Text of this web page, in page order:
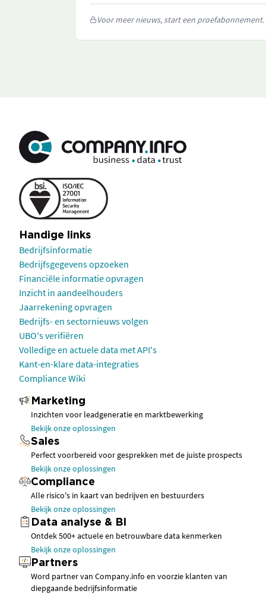
Voor meer nieuws, start een proefabonnement.
Handige links
Bedrijfsinformatie
Bedrijfsgegevens opzoeken
Financiële informatie opvragen
Inzicht in aandeelhouders
Jaarrekening opvragen
Bedrijfs- en sectornieuws volgen
UBO's verifiëren
Volledige en actuele data met API's
Kant-en-klare data-integraties
Compliance Wiki
Marketing
Inzichten voor leadgeneratie en marktbewerking
Bekijk onze oplossingen
Sales
Perfect voorbereid voor gesprekken met de juiste prospects
Bekijk onze oplossingen
Compliance
Alle risico's in kaart van bedrijven en bestuurders
Bekijk onze oplossingen
Data analyse & BI
Ontdek 500+ actuele en betrouwbare data kenmerken
Bekijk onze oplossingen
Partners
Word partner van Company.info en voorzie klanten van
diepgaande bedrijfsinformatie